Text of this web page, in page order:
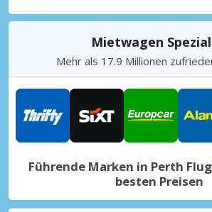
Mietwagen
Mehr als 17.9 Millionen
Führende Marken in Perth
besten Preisen